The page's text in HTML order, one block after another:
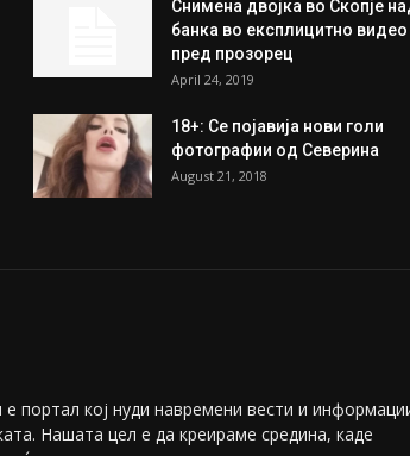
ако...
May 20, 2020
Снимена двојка во Скопје над
пред прозорец
April 24, 2019